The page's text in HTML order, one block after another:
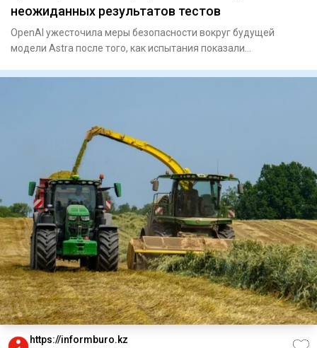
неожиданных результатов тестов
OpenAI ужесточила меры безопасности вокруг будущей
модели Astra после того, как испытания показали
https://informburo.kz